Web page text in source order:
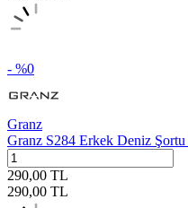
- %0
Granz
Granz S284 Erkek Deniz Şortu
290,00 TL
290,00 TL